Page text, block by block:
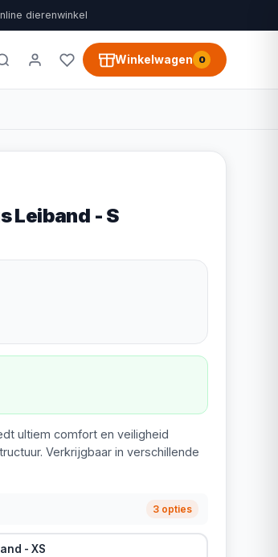
dierenwinkel
Winkelwagen 0
Leiband - S
ultiem comfort en veiligheid
Verkrijgbaar in verschillende
3 opties
- XS